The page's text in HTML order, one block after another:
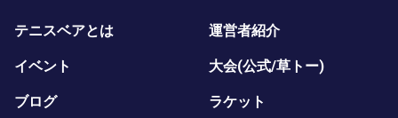
テニスベアとは 運営者紹介
イベント 大会(公式/草トー)
ブログ ラケット